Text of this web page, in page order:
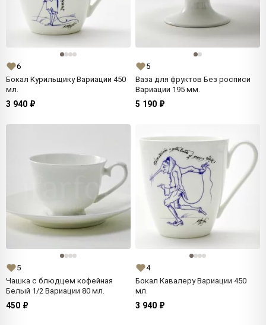
6
Бокал Курильщику Вариации 450
мл.
3 940 ₽
5
Ваза для фруктов Без росписи
Вариации 195 мм.
5 190 ₽
5
Чашка с блюдцем кофейная
Белый 1/2 Вариации 80 мл.
450 ₽
4
Бокал Кавалеру Вариации 450
мл.
3 940 ₽